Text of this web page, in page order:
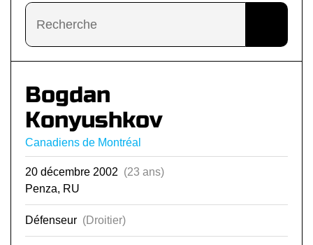
Bogdan
Konyushkov
Canadiens de Montréal
20 décembre 2002 (23 ans)
Penza, RU
Défenseur (Droitier)